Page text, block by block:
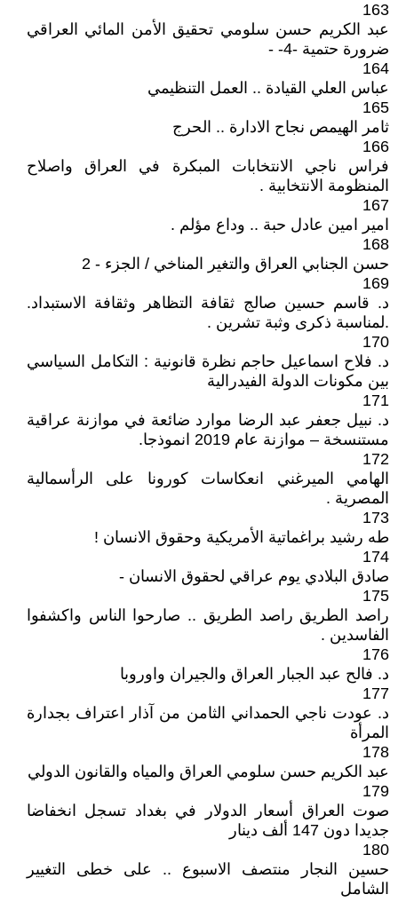
163
عبد الكريم حسن سلومي تحقيق الأمن المائي العراقي
ضرورة حتمية -4- -
164
عباس العلي القيادة .. العمل التنظيمي
165
ثامر الهيمص نجاح الادارة .. الحرج
166
فراس ناجي الانتخابات المبكرة في العراق واصلاح
المنظومة الانتخابية .
167
امير امين عادل حبة .. وداع مؤلم .
168
حسن الجنابي العراق والتغير المناخي / الجزء - 2
169
د. قاسم حسين صالج ثقافة التظاهر وثقافة الاستبداد.
.لمناسبة ذكرى وثبة تشرين .
170
د. فلاح اسماعيل حاجم نظرة قانونية : التكامل السياسي
بين مكونات الدولة الفيدرالية
171
د. نبيل جعفر عبد الرضا موارد ضائعة في موازنة عراقية
مستنسخة – موازنة عام 2019 انموذجا.
172
الهامي الميرغني انعكاسات كورونا على الرأسمالية
المصرية .
173
طه رشيد براغماتية الأمريكية وحقوق الانسان !
174
صادق البلادي يوم عراقي لحقوق الانسان -
175
راصد الطريق راصد الطريق .. صارحوا الناس واكشفوا
الفاسدين .
176
د. فالح عبد الجبار العراق والجيران واوروبا
177
د. عودت ناجي الحمداني الثامن من آذار اعتراف بجدارة
المرأة
178
عبد الكريم حسن سلومي العراق والمياه والقانون الدولي
179
صوت العراق أسعار الدولار في بغداد تسجل انخفاضا
جديدا دون 147 ألف دينار
180
حسين النجار منتصف الاسبوع .. على خطى التغيير
الشامل